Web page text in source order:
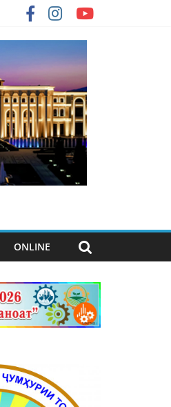
ONLINE